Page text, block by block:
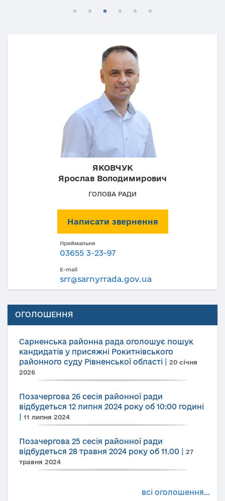
ЯКОВЧУК
Ярослав Володимирович
ГОЛОВА РАДИ
Написати звернення
Приймальня
03655 3-23-97
E-mail
srr@sarnyrrada.gov.ua
ОГОЛОШЕННЯ
Сарненська районна рада оголошує пошук
кандидатів у присяжні Рокитнівського
районного суду Рівненської області
20 січня
2026
Позачергова 26 сесія районної ради
відбудеться 12 липня 2024 року об 10:00 годині
11 липня 2024
Позачергова 25 сесія районної ради
відбудеться 28 травня 2024 року об 11.00
27
травня 2024
всі оголошення...